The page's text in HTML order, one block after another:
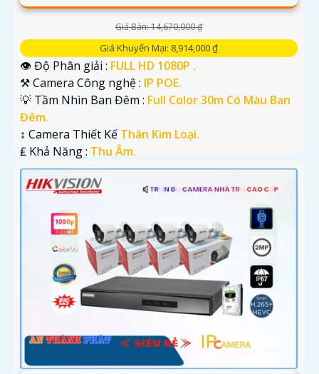
Giá Bán: 14,670,000 ₫
Giá Khuyến Mại: 8,914,000 ₫
👁 Độ Phân giải : FULL HD 1080P .
⚒ Camera Công nghệ : IP POE.
💡 Tầm Nhìn Ban Đêm : Full Color 30m Có Màu Ban
Đêm.
↕️ Camera Thiết Kế Thân Kim Loại.
️₤ Khả Năng : Thu Âm.